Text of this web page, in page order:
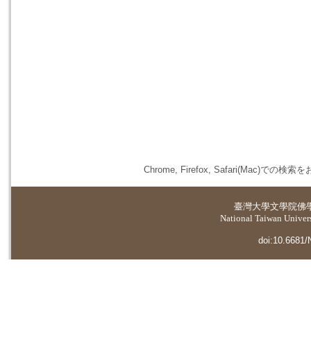
Chrome, Firefox, Safari(Mac)での検索を
臺灣大學文學院佛
National Taiwan
doi:10.6681/